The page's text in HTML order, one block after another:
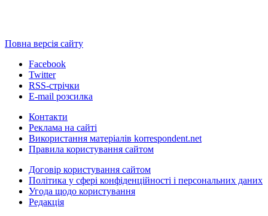
Повна версія сайту
Facebook
Twitter
RSS-стрічки
E-mail розсилка
Контакти
Реклама на сайті
Використання матеріалів korrespondent.net
Правила користування сайтом
Договір користування сайтом
Політика у сфері конфіденційності і персональних даних
Угода щодо користування
Редакція